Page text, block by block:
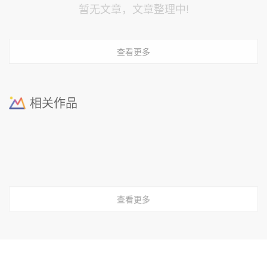
暂无文章，文章整理中!
查看更多
相关作品
查看更多